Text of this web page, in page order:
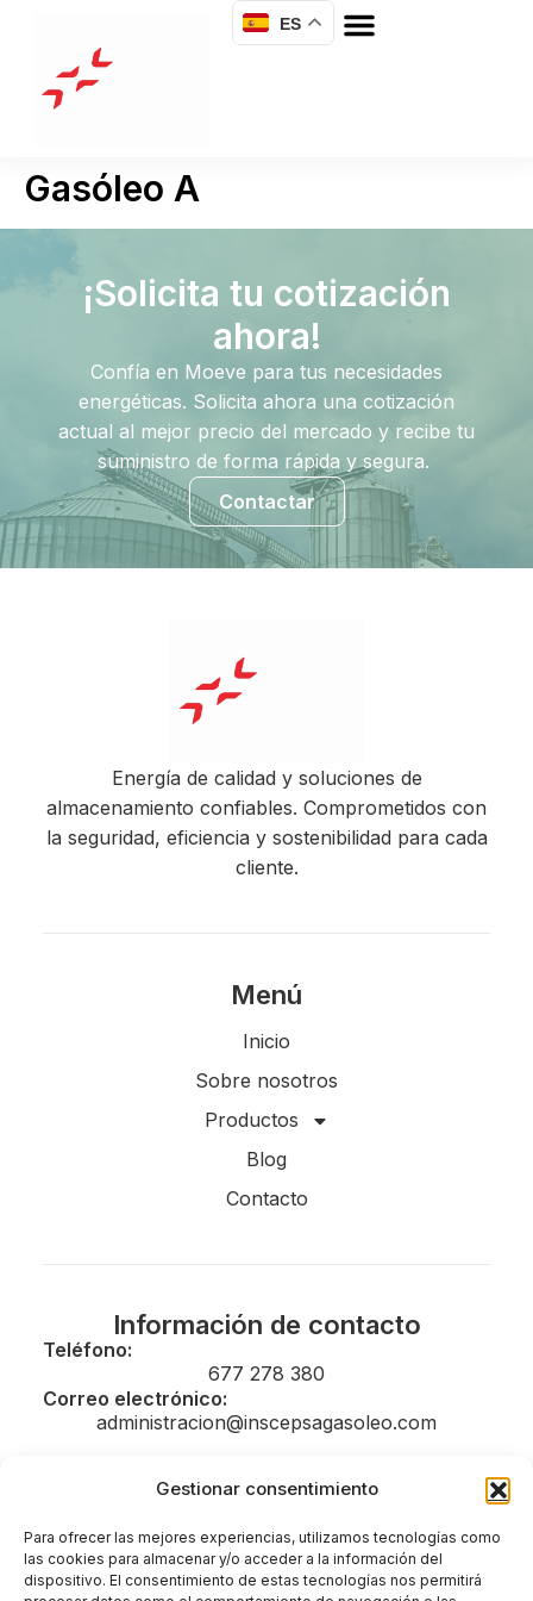
Gestionar consentimiento
Para ofrecer las mejores experiencias, utilizamos tecnologías como
las cookies para almacenar y/o acceder a la información del
dispositivo. El consentimiento de estas tecnologías nos permitirá
ES
Gasóleo A
¡Solicita tu cotización
ahora!
Confía en Moeve para tus necesidades
energéticas. Solicita ahora una cotización
actual al mejor precio del mercado y recibe tu
suministro de forma rápida y segura.
Contactar
Energía de calidad y soluciones de
almacenamiento confiables. Comprometidos con
la seguridad, eficiencia y sostenibilidad para cada
cliente.
Menú
Inicio
Sobre nosotros
Productos
Blog
Contacto
Información de contacto
Teléfono:
677 278 380
Correo electrónico:
administracion@inscepsagasoleo.com
Legal
Aviso legal